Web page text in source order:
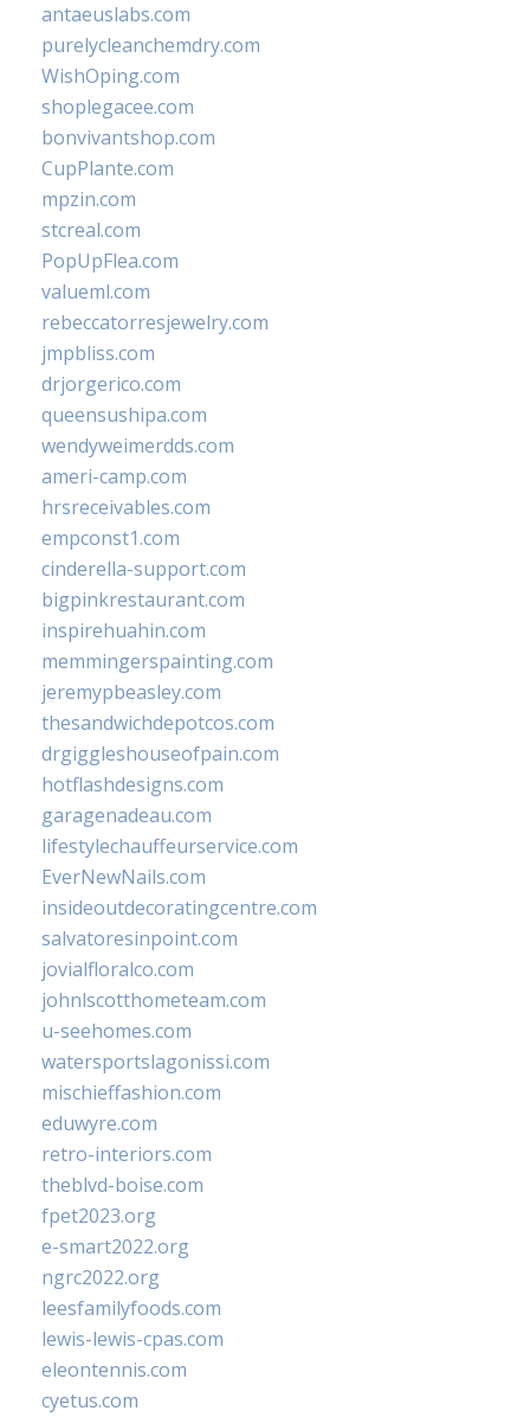
antaeuslabs.com
purelycleanchemdry.com
WishOping.com
shoplegacee.com
bonvivantshop.com
CupPlante.com
mpzin.com
stcreal.com
PopUpFlea.com
valueml.com
rebeccatorresjewelry.com
jmpbliss.com
drjorgerico.com
queensushipa.com
wendyweimerdds.com
ameri-camp.com
hrsreceivables.com
empconst1.com
cinderella-support.com
bigpinkrestaurant.com
inspirehuahin.com
memmingerspainting.com
jeremypbeasley.com
thesandwichdepotcos.com
drgiggleshouseofpain.com
hotflashdesigns.com
garagenadeau.com
lifestylechauffeurservice.com
EverNewNails.com
insideoutdecoratingcentre.com
salvatoresinpoint.com
jovialfloralco.com
johnlscotthometeam.com
u-seehomes.com
watersportslagonissi.com
mischieffashion.com
eduwyre.com
retro-interiors.com
theblvd-boise.com
fpet2023.org
e-smart2022.org
ngrc2022.org
leesfamilyfoods.com
lewis-lewis-cpas.com
eleontennis.com
cyetus.com